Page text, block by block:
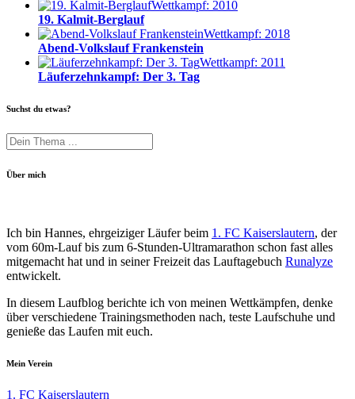
Wettkampf: 2010
19. Kalmit-Berglauf
Wettkampf: 2018
Abend-Volkslauf Frankenstein
Wettkampf: 2011
Läuferzehnkampf: Der 3. Tag
Suchst du etwas?
Über mich
Ich bin Hannes, ehrgeiziger Läufer beim 1. FC Kaiserslautern, der
vom 60m-Lauf bis zum 6-Stunden-Ultramarathon schon fast alles
mitgemacht hat und in seiner Freizeit das Lauftagebuch Runalyze
entwickelt.
In diesem Laufblog berichte ich von meinen Wettkämpfen, denke
über verschiedene Trainingsmethoden nach, teste Laufschuhe und
genieße das Laufen mit euch.
Mein Verein
1. FC Kaiserslautern